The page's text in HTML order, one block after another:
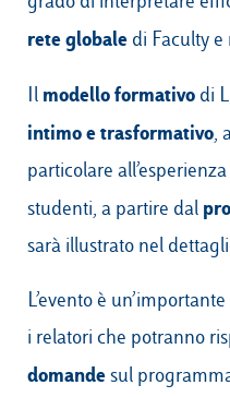
rete globale di Faculty e
Il modello formativo di
intimo e trasformativo,
particolare
studenti, a partire dal
sarà illustrato nel
L’evento è
i relatori che potranno
domandesul